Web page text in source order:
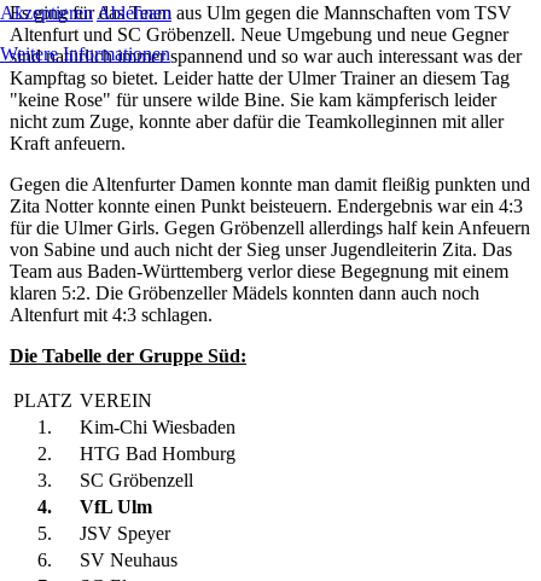
Es ging für das Team aus Ulm gegen die Mannschaften vom TSV
Altenfurt und SC Gröbenzell. Neue Umgebung und neue Gegner
sind natürlich immer spannend und so war auch interessant was der
Kampftag so bietet. Leider hatte der Ulmer Trainer an diesem Tag
"keine Rose" für unsere wilde Bine. Sie kam kämpferisch leider
nicht zum Zuge, konnte aber dafür die Teamkolleginnen mit aller
Kraft anfeuern.
Gegen die Altenfurter Damen konnte man damit fleißig punkten und
Zita Notter konnte einen Punkt beisteuern. Endergebnis war ein 4:3
für die Ulmer Girls. Gegen Gröbenzell allerdings half kein Anfeuern
von Sabine und auch nicht der Sieg unser Jugendleiterin Zita. Das
Team aus Baden-Württemberg verlor diese Begegnung mit einem
klaren 5:2. Die Gröbenzeller Mädels konnten dann auch noch
Altenfurt mit 4:3 schlagen.
Die Tabelle der Gruppe Süd:
PLATZ VEREIN
1.
Kim-Chi Wiesbaden
2.
HTG Bad Homburg
3.
SC Gröbenzell
4.
VfL Ulm
5.
JSV Speyer
6.
SV Neuhaus
Akzeptieren Ablehnen
Weitere Informationen